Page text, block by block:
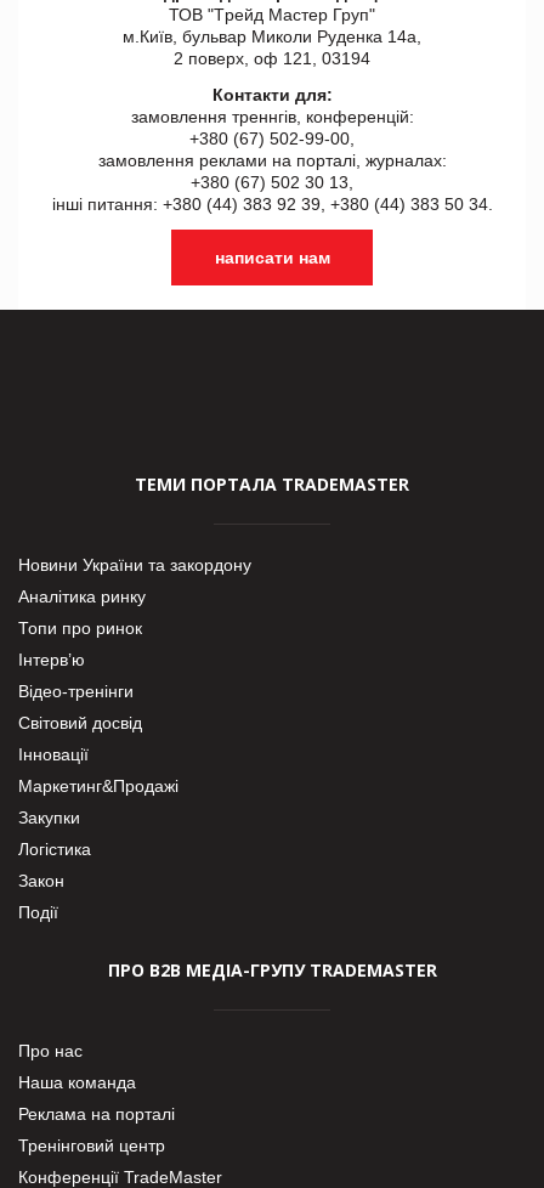
ТОВ "Tрейд Мастер Груп"
м.Київ, бульвар Миколи Руденка 14а,
2 поверх, оф 121, 03194
Контакти для:
замовлення треннгів, конференцій:
+380 (67) 502-99-00,
замовлення реклами на порталі, журналах:
+380 (67) 502 30 13,
інші питання: +380 (44) 383 92 39, +380 (44) 383 50 34.
написати нам
ТЕМИ ПОРТАЛА TRADEMASTER
Новини України та закордону
Аналітика ринку
Топи про ринок
Інтерв’ю
Відео-тренінги
Світовий досвід
Інновації
Маркетинг&Продажі
Закупки
Логістика
Закон
Події
ПРО В2В МЕДІА-ГРУПУ TRADEMASTER
Про нас
Наша команда
Реклама на порталі
Тренінговий центр
Конференції TradeMaster